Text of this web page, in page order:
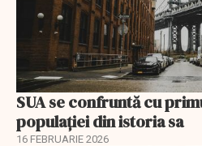
SUA se confruntă cu
populației din istoria sa
16 FEBRUARIE 2026